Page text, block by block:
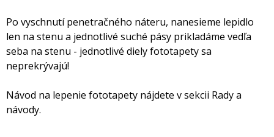
Po vyschnutí penetračného náteru, nanesieme lepidlo
len na stenu a jednotlivé suché pásy prikladáme vedľa
seba na stenu - jednotlivé diely fototapety sa
neprekrývajú!
Návod na lepenie fototapety nájdete v sekcii Rady a
návody.